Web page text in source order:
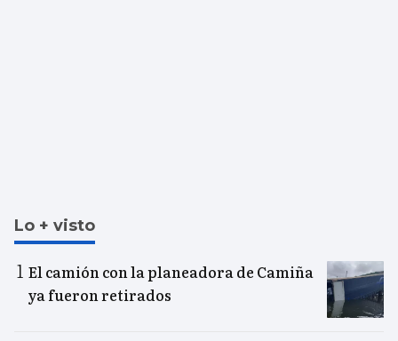
Lo + visto
El camión con la planeadora de Camiña
ya fueron retirados